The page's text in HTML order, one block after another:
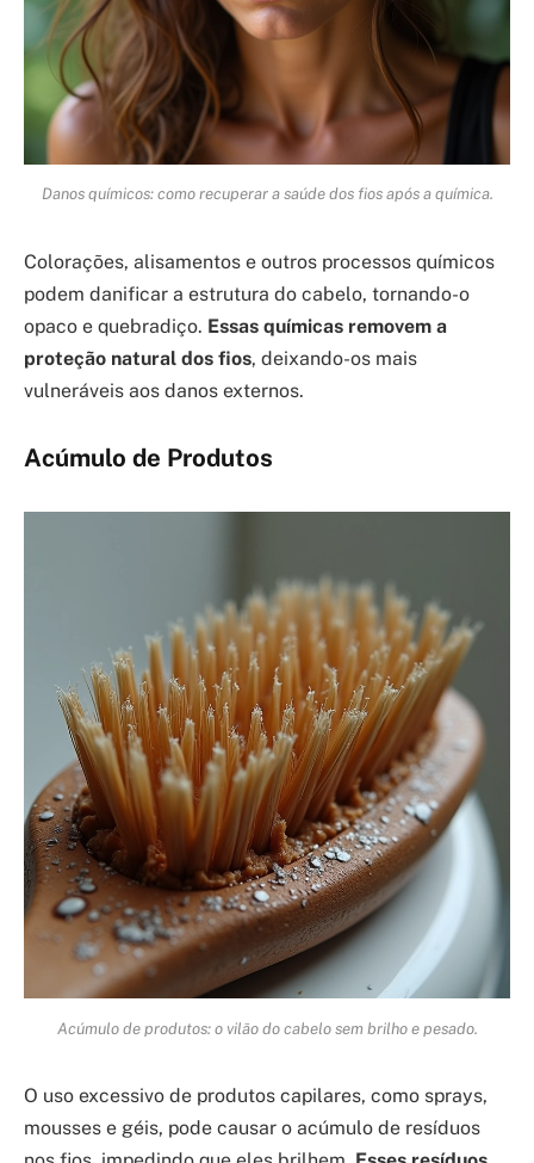
Danos químicos: como recuperar a saúde dos fios após a química.
Colorações, alisamentos e outros processos químicos
podem danificar a estrutura do cabelo, tornando-o
opaco e quebradiço. Essas químicas removem a
proteção natural dos fios, deixando-os mais
vulneráveis aos danos externos.
Acúmulo de Produtos
Acúmulo de produtos: o vilão do cabelo sem brilho e pesado.
O uso excessivo de produtos capilares, como sprays,
mousses e géis, pode causar o acúmulo de resíduos